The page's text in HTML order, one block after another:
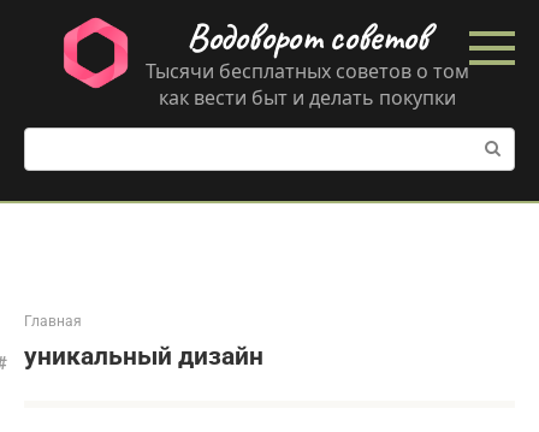
контенту
Водоворот советов
Тысячи бесплатных советов о том
как вести быт и делать покупки
Поиск:
Главная
уникальный дизайн